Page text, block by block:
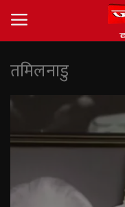
Login
देश
तमिलनाडु